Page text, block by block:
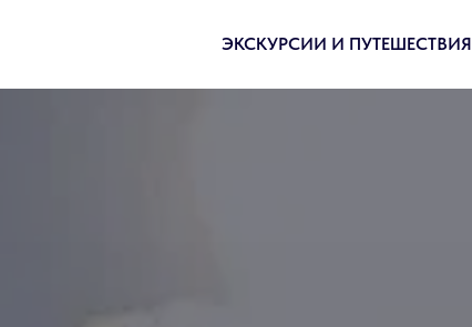
ЭКСКУРСИИ И ПУТЕШЕСТВИЯ